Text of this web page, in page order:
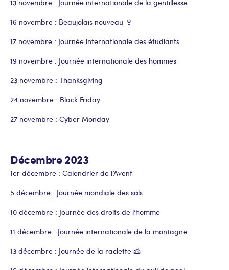
13 novembre : Journée internationale de la gentillesse
16 novembre : Beaujolais nouveau 🍷
17 novembre : Journée internationale des étudiants
19 novembre : Journée internationale des hommes
23 novembre : Thanksgiving
24 novembre : Black Friday
27 novembre : Cyber Monday
Décembre 2023
1er décembre : Calendrier de l’Avent
5 décembre : Journée mondiale des sols
10 décembre : Journée des droits de l’homme
11 décembre : Journée internationale de la montagne
13 décembre : Journée de la raclette 🧀